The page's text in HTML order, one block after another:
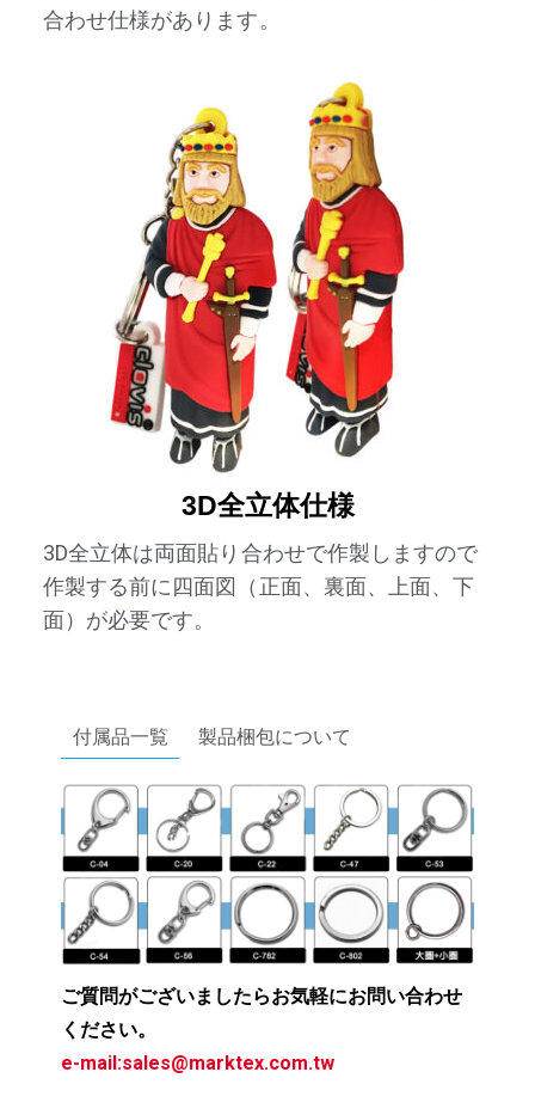
合わせ仕様があります。
3D全立体仕様
3D全立体は両面貼り合わせで作製しますので
作製する前に四面図（正面、裏面、上面、下
面）が必要です。
付属品一覧 製品梱包について
ご質問がございましたらお気軽にお問い合わせ
ください。
e-mail:sales@marktex.com.tw